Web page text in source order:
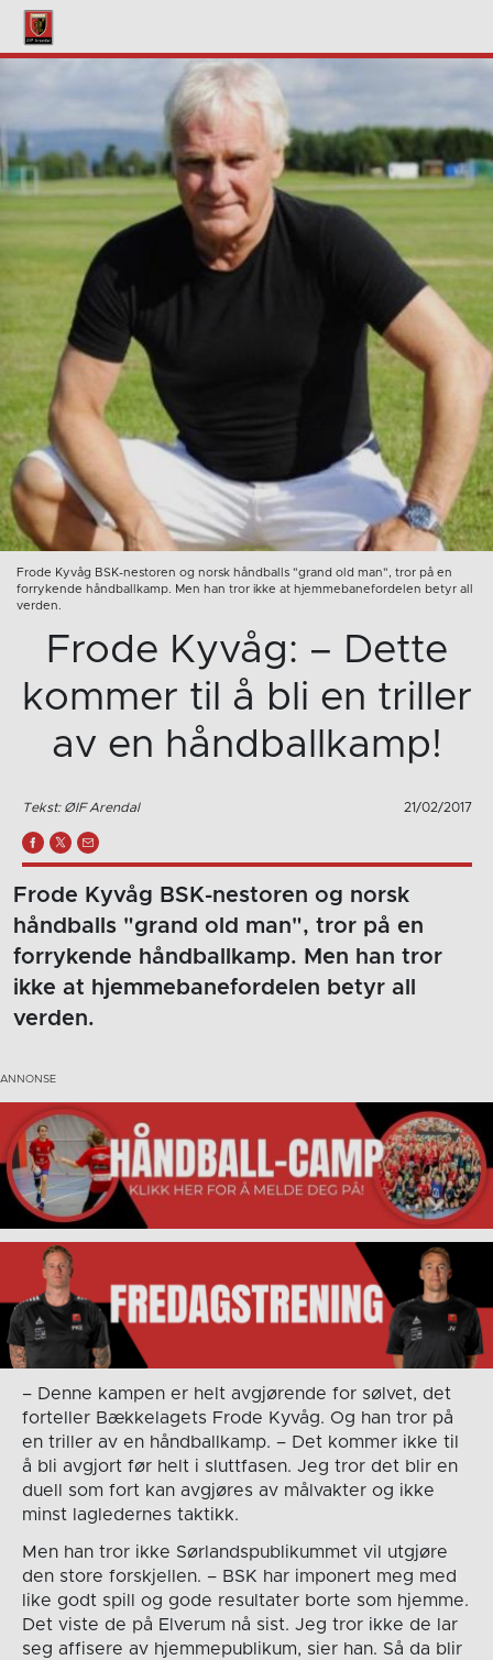
Frode Kyvåg BSK-nestoren og norsk håndballs "grand old man", tror på en
forrykende håndballkamp. Men han tror ikke at hjemmebanefordelen betyr all
verden.
Frode Kyvåg: – Dette
kommer til å bli en triller
av en håndballkamp!
Tekst: ØIF Arendal 21/02/2017
Frode Kyvåg BSK-nestoren og norsk
håndballs "grand old man", tror på en
forrykende håndballkamp. Men han tror
ikke at hjemmebanefordelen betyr all
verden.
– Denne kampen er helt avgjørende for sølvet, det
forteller Bækkelagets Frode Kyvåg. Og han tror på
en triller av en håndballkamp. – Det kommer ikke til
å bli avgjort før helt i sluttfasen. Jeg tror det blir en
duell som fort kan avgjøres av målvakter og ikke
minst lagledernes taktikk.
Men han tror ikke Sørlandspublikummet vil utgjøre
den store forskjellen. – BSK har imponert meg med
like godt spill og gode resultater borte som hjemme.
Det viste de på Elverum nå sist. Jeg tror ikke de lar
seg affisere av hjemmepublikum, sier han. Så da blir